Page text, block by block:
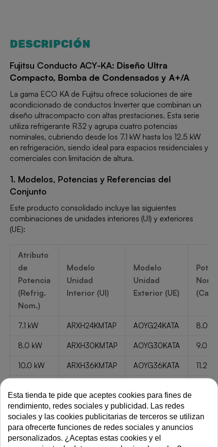
DESCRIPCIÓN
Fujitsu Conducto ACY-KA: Diseño Ultra
Compacto, Bomba de Condensados y A+/A
La gama ECO KA de Fujitsu ofrece soluciones de aire
acondicionado de conductos Inverter que combinan un
diseño ultracompacto con altas prestaciones. Esta serie
utiliza refrigerante R32 y agrupa cuatro potencias
nominales, cubriendo desde los 7.1 kW hasta los 12.5 kW
en refrigeración, siendo ideal para espacios residenciales y
comerciales con limitación de altura.
1. Modelos, Potencias y Referencias del
Conjunto
Este producto consolidado incluye las siguientes
combinaciones de unidades interiores (UI) y exteriores
(UE):
Atributo
de
Potencia
(Refrig.
Nom.)
Modelo
Unidad
Interior (UI)
Modelo
Unidad
Exterior (UE)
7.1 kW ARXH24KMTAP AOYG24KATA 8.0
8.0 kW ARXH30KMTAP AOYG30KATA 9.0
10.0 kW ARXH36KMTAP AOYG36KATA 11.2
14.0
2. Diseño Compacto y Funcionalidad de
Instalación
La principal ventaja de la serie ACY-KA es su diseño
Esta tienda te pide que aceptes cookies para fines de
rendimiento, redes sociales y publicidad. Las redes
sociales y las cookies publicitarias de terceros se utilizan
para ofrecerte funciones de redes sociales y anuncios
personalizados. ¿Aceptas estas cookies y el